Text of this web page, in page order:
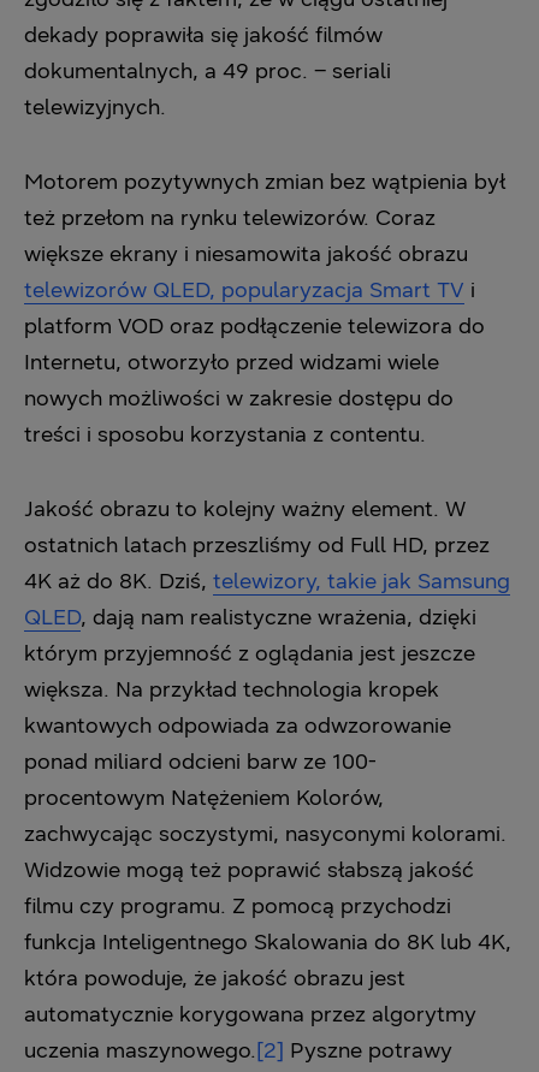
dekady poprawiła się jakość filmów
dokumentalnych, a 49 proc. – seriali
telewizyjnych.
Motorem pozytywnych zmian bez wątpienia był
też przełom na rynku telewizorów. Coraz
większe ekrany i niesamowita jakość obrazu
telewizorów QLED, popularyzacja Smart TV i
platform VOD oraz podłączenie telewizora do
Internetu, otworzyło przed widzami wiele
nowych możliwości w zakresie dostępu do
treści i sposobu korzystania z contentu.
Jakość obrazu to kolejny ważny element. W
ostatnich latach przeszliśmy od Full HD, przez
4K aż do 8K. Dziś, telewizory, takie jak Samsung
QLED, dają nam realistyczne wrażenia, dzięki
którym przyjemność z oglądania jest jeszcze
większa. Na przykład technologia kropek
kwantowych odpowiada za odwzorowanie
ponad miliard odcieni barw ze 100-
procentowym Natężeniem Kolorów,
zachwycając soczystymi, nasyconymi kolorami.
Widzowie mogą też poprawić słabszą jakość
filmu czy programu. Z pomocą przychodzi
funkcja Inteligentnego Skalowania do 8K lub 4K,
która powoduje, że jakość obrazu jest
automatycznie korygowana przez algorytmy
uczenia maszynowego.[2] Pyszne potrawy